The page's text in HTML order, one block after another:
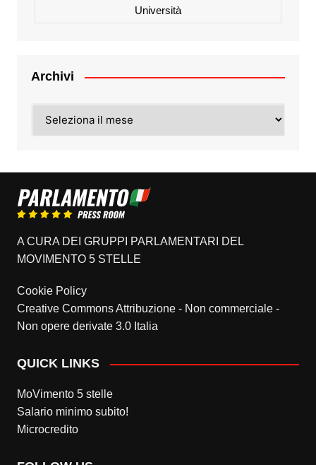
Università
Archivi
A CURA DEI GRUPPI PARLAMENTARI DEL
MOVIMENTO 5 STELLE
Cookie Policy
Creative Commons Attribuzione - Non commerciale -
Non opere derivate 3.0 Italia
QUICK LINKS
MoVimento 5 stelle
Salario minimo subito!
Microcredito